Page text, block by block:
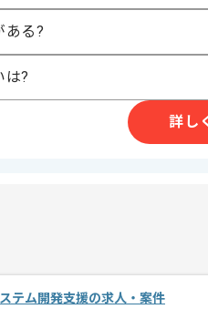
、クラウド基盤、Platform
CD 構築、IaC、監視、ログ設計経験
サービス立ち上げ、PoC→本番移
の構築、デプロイ経験
準時間
ある?
は?
詳し
テム開発支援の求人・案件